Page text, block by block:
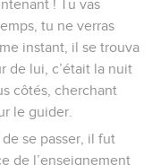
! Tu vas
tu ne verras
instant, il se trouva
de lui, c’était la nuit
côtés, cherchant
le guider.
se passer, il fut
de l’enseignement